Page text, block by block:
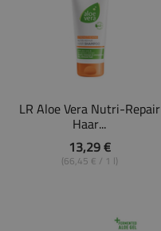
LR Aloe Vera Nutri-Repair
Haar...
13,29 €
(66,45 € / 1 l)